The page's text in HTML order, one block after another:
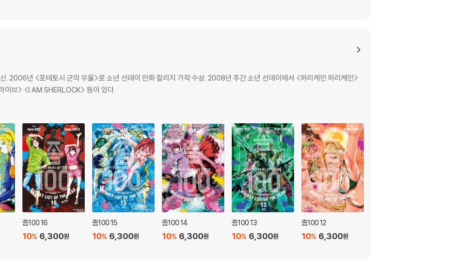
. 2006년 <포테토시 군의 우울>로 소년 선데이 만화 칼리지 가작 수상. 2008년 주간 소년 선데이에서 <허리케인 허리케인>
이브> <I AM SHERLOCK> 등이 있다.
좀100 16
6,300원
10%
좀100 15
6,300원
10%
좀100 14
6,300원
10%
좀100 13
6,300원
10%
좀100 12
6,300원
10%